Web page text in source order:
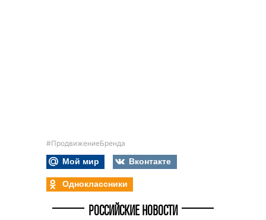
#ПродвижениеБренда
Мой мир
Вконтакте
Одноклассники
РОССИЙСКИЕ НОВОСТИ